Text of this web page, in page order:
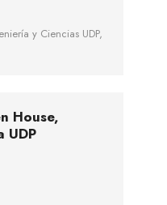
y Ciencias UDP,
House,
UDP